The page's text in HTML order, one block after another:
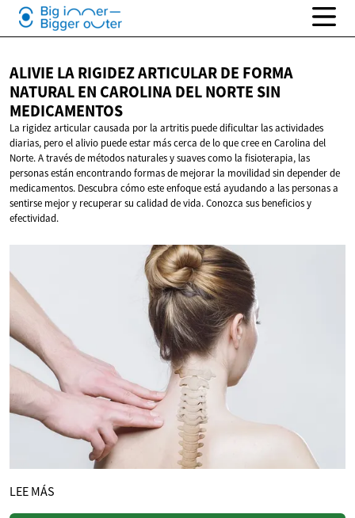
ALIVIE LA RIGIDEZ ARTICULAR DE FORMA
NATURAL EN CAROLINA DEL NORTE SIN
MEDICAMENTOS
La rigidez articular causada por la artritis puede dificultar las actividades
diarias, pero el alivio puede estar más cerca de lo que cree en Carolina del
Norte. A través de métodos naturales y suaves como la fisioterapia, las
personas están encontrando formas de mejorar la movilidad sin depender de
medicamentos. Descubra cómo este enfoque está ayudando a las personas a
sentirse mejor y recuperar su calidad de vida. Conozca sus beneficios y
efectividad.
LEE MÁS